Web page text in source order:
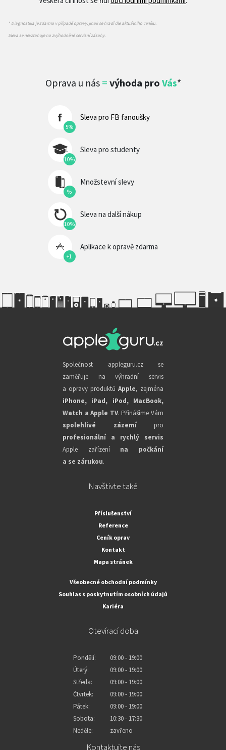
* Diagnostika je zdarma v případě opravy, jinak se hradí dle aktuálního ceníku.
Sleva se nevztahuje na zvýhodněné servisní zásahy.
Oprava u nás = výhoda pro Vás*
5%
Sleva pro FB fanoušky
10%
Sleva pro studenty
%
Množstevní slevy
10%
Sleva na další nákup
+1
Aplikace k opravě zdarma
Společnost appleguru.cz se
zaměřuje na výhradní servis
a opravy produktů Apple, zejména
iPhone, iPad, iPod, MacBook,
Watch a Apple TV. Přinášíme Vám
spolehlivé zázemípro
profesionální a rychlý servis
Apple zařízení na počkání
a se zárukou.
Navštivte také
Příslušenství
Reference
Ceník oprav
Kontakt
Mapa stránek
Všeobecné obchodní podmínky
Souhlas s poskytnutím osobních údajů
Kariéra
Otevírací doba
Pondělí:
09:00 - 19:00
Úterý:
09:00 - 19:00
Středa:
09:00 - 19:00
Čtvrtek:
09:00 - 19:00
Pátek:
09:00 - 19:00
Sobota:
10:30 - 17:30
Neděle:
zavřeno
Kontaktujte nás